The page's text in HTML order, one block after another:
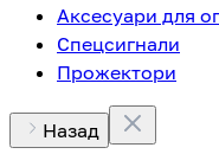
Аксесуари для
Спецсигнали
Прожектори
Назад